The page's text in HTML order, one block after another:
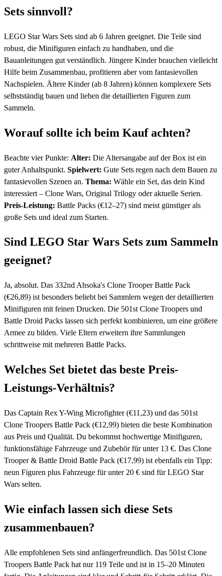
Sets sinnvoll?
LEGO Star Wars Sets sind ab 6 Jahren geeignet. Die Teile sind
robust, die Minifiguren einfach zu handhaben, und die
Bauanleitungen gut verständlich. Jüngere Kinder brauchen vielleicht
Hilfe beim Zusammenbau, profitieren aber vom fantasievollen
Nachspielen. Ältere Kinder (ab 8 Jahren) können komplexere Sets
selbstständig bauen und lieben die detaillierten Figuren zum
Sammeln.
Worauf sollte ich beim Kauf achten?
Beachte vier Punkte: Alter: Die Altersangabe auf der Box ist ein
guter Anhaltspunkt. Spielwert: Gute Sets regen nach dem Bauen zu
fantasievollen Szenen an. Thema: Wähle ein Set, das dein Kind
interessiert – Clone Wars, Original Trilogy oder aktuelle Serien.
Preis-Leistung: Battle Packs (€12–27) sind meist günstiger als
große Sets und ideal zum Starten.
Sind LEGO Star Wars Sets zum Sammeln
geeignet?
Ja, absolut. Das 332nd Ahsoka's Clone Trooper Battle Pack
(€26,89) ist besonders beliebt bei Sammlern wegen der detaillierten
Minifiguren mit feinen Drucken. Die 501st Clone Troopers und
Battle Droid Packs lassen sich perfekt kombinieren, um eine größere
Armee zu bilden. Viele Eltern erweitern ihre Sammlungen
schrittweise mit mehreren Battle Packs.
Welches Set bietet das beste Preis-
Leistungs-Verhältnis?
Das Captain Rex Y-Wing Microfighter (€11,23) und das 501st
Clone Troopers Battle Pack (€12,99) bieten die beste Kombination
aus Preis und Qualität. Du bekommst hochwertige Minifiguren,
funktionsfähige Fahrzeuge und Zubehör für unter 13 €. Das Clone
Trooper & Battle Droid Battle Pack (€17,99) ist ebenfalls ein Tipp:
neun Figuren plus Fahrzeuge für unter 20 € sind für LEGO Star
Wars selten.
Wie einfach lassen sich diese Sets
zusammenbauen?
Alle empfohlenen Sets sind anfängerfreundlich. Das 501st Clone
Troopers Battle Pack hat nur 119 Teile und ist in 15–20 Minuten